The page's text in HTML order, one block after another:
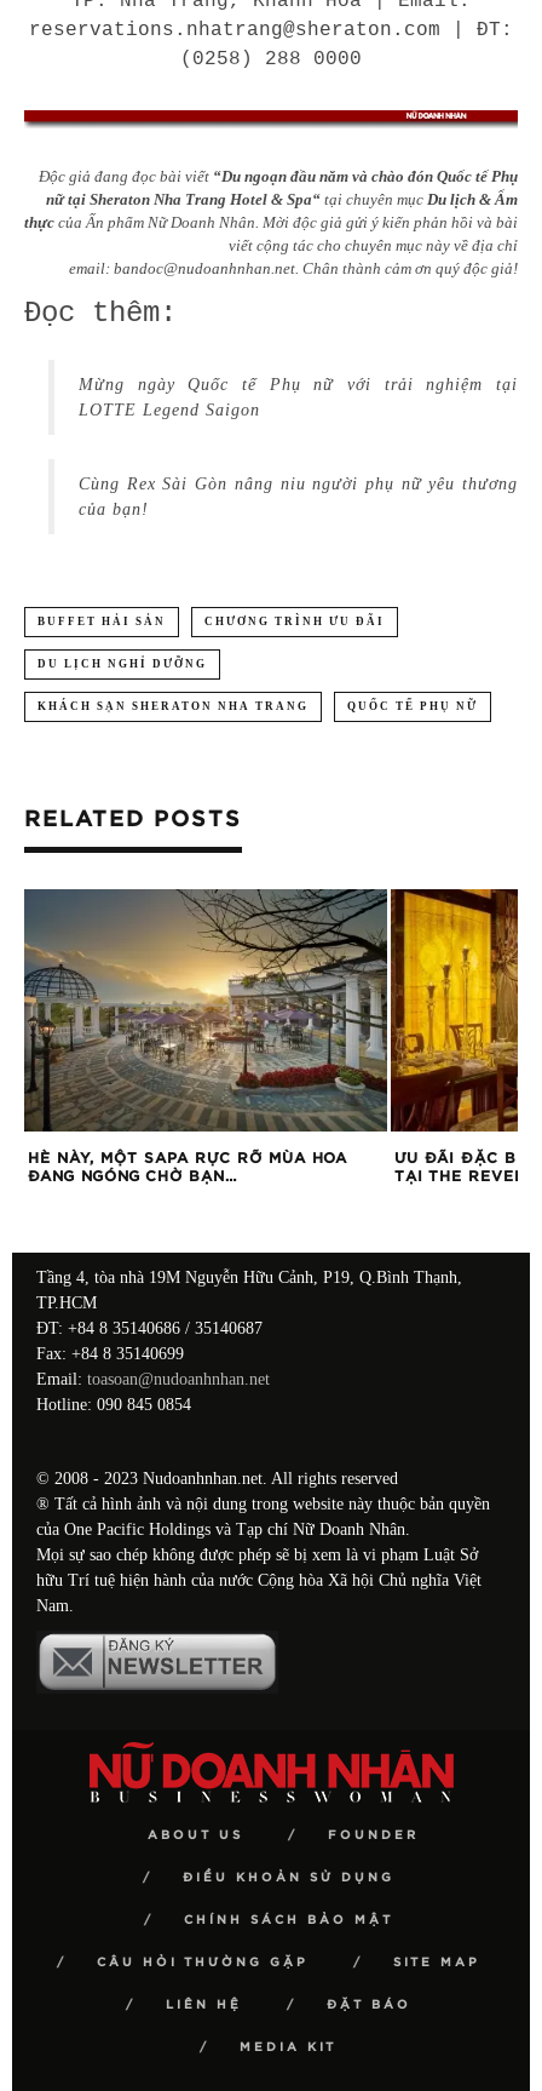
reservations.nhatrang@sheraton.com | ĐT:
(0258) 288 0000
Độc giả đang đọc bài viết “Du ngoạn đầu năm và chào đón Quốc tế Phụ
nữ tại Sheraton Nha Trang Hotel & Spa“ tại chuyên mục Du lịch & Ẩm
thực của Ấn phẩm Nữ Doanh Nhân. Mời độc giả gửi ý kiến phản hồi và bài
viết cộng tác cho chuyên mục này về địa chỉ
email: bandoc@nudoanhnhan.net Chân thành cảm ơn quý độc giả!
Đọc thêm:
Mừng ngày Quốc tế Phụ nữ với trải nghiệm tại
LOTTE Legend Saigon
Cùng Rex Sài Gòn nâng niu người phụ nữ yêu thương
của bạn!
BUFFET HẢI SẢN CHƯƠNG TRÌNH ƯU ĐÃI
DU LỊCH NGHỈ DƯỠNG
KHÁCH SẠN SHERATON NHA TRANG QUỐC TẾ PHỤ NỮ
RELATED POSTS
HÈ NÀY, MỘT SAPA RỰC RỠ MÙA HOA
ĐANG NGÓNG CHỜ BẠN…
ƯU ĐÃI ĐẶC BIỆT
TẠI THE
Tầng 4, tòa nhà 19M Nguyễn Hữu Cảnh, P19, Q.Bình Thạnh,
TP.HCM
ĐT: +84 8 35140686 / 35140687
Fax: +84 8 35140699
Email: toasoan@nudoanhnhan.net
Hotline: 090 845 0854
© 2008 - 2023 Nudoanhnhan.net. All rights reserved
® Tất cả hình ảnh và nội dung trong website này thuộc bản quyền
của One Pacific Holdings và Tạp chí Nữ Doanh Nhân.
Mọi sự sao chép không được phép sẽ bị xem là vi phạm Luật Sở
hữu Trí tuệ hiện hành của nước Cộng hòa Xã hội Chủ nghĩa Việt
Nam.
ABOUT US FOUNDER
ĐIỀU KHOẢN SỬ DỤNG
CHÍNH SÁCH BẢO MẬT
CÂU HỎI THƯỜNG GẶP SITE MAP
LIÊN HỆ ĐẶT BÁO
MEDIA KIT